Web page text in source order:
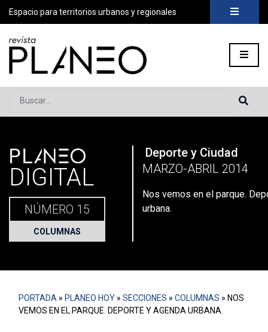
Espacio para territorios urbanos y regionales
Buscar...
Portada» Planeo Hoy Secciones»Columnas»Nos vemos
PLANEO
DIGITAL
NÚMERO 15
COLUMNAS
Deporte y Ciudad
MARZO-ABRIL 2014
Nos vemos en el parque.
urbana.
PORTADA » PLANEO HOY » SECCIONES » COLUMNAS » NOS
VEMOS EN EL PARQUE. DEPORTE Y AGENDA URBANA.